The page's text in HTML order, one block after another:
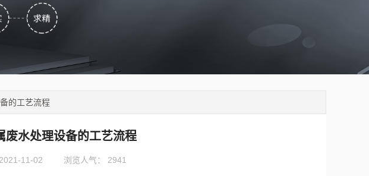
的工艺流程
废水处理设备的工艺流程
2021-11-02 浏览人气： 2941